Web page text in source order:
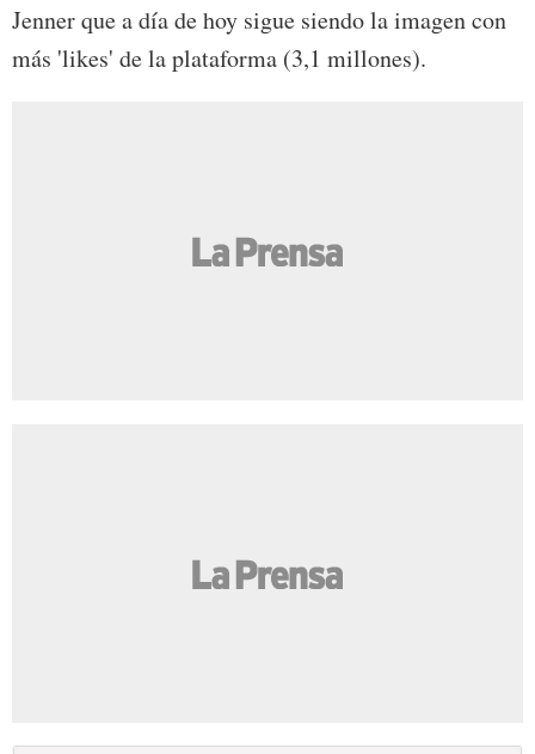
Jenner que a día de hoy sigue siendo la imagen con
más 'likes' de la plataforma (3,1 millones).